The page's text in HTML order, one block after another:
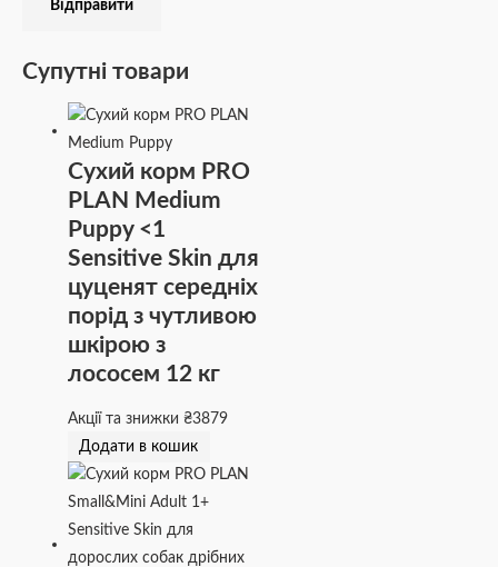
Супутні товари
Сухий корм PRO
PLAN Medium
Puppy <1
Sensitive Skin для
цуценят середніх
порід з чутливою
шкірою з
лососем 12 кг
Акції та знижки₴3879
Додати в кошик